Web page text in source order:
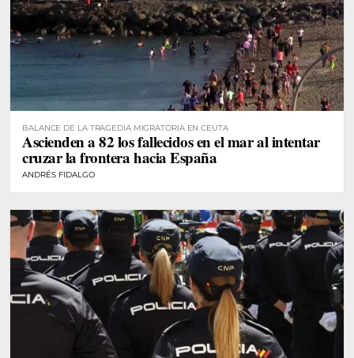
BALANCE DE LA TRAGEDIA MIGRATORIA EN CEUTA
Ascienden a 82 los fallecidos en el mar al intentar
cruzar la frontera hacia España
ANDRÉS FIDALGO